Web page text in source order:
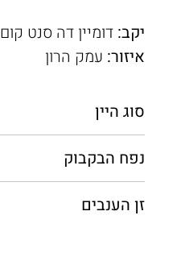
יקב: דומיין דה סנט קום
איזור: עמק הרון
סוג היין
נפח הבקבוק
זן הענבים